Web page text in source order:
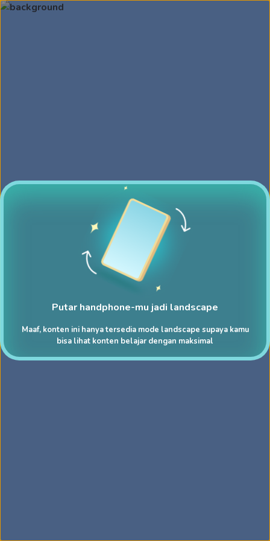
Putar handphone-mu jadi landscape
Maaf, konten ini hanya tersedia mode landscape supaya kamu
bisa lihat konten belajar dengan maksimal